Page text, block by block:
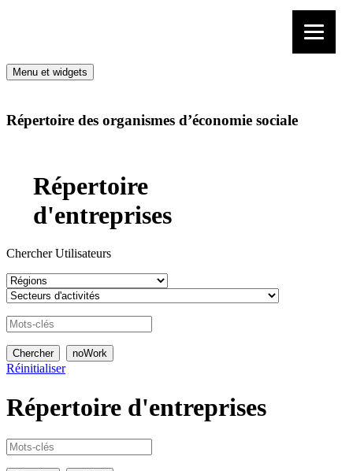
Menu et widgets
Répertoire des organismes d’économie sociale
Répertoire
d'entreprises
Chercher Utilisateurs
Réinitialiser
Répertoire d'entreprises